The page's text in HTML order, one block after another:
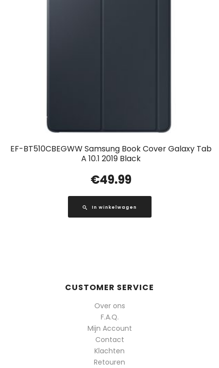
EF-BT510CBEGWW Samsung Book Cover Galaxy Tab
A 10.1 2019 Black
€49.99
In winkelwagen
CUSTOMER SERVICE
Over ons
F.A.Q.
Mijn Account
Contact
Klachten
Retouren